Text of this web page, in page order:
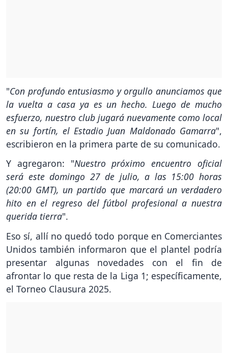
"Con profundo entusiasmo y orgullo anunciamos que
la vuelta a casa ya es un hecho. Luego de mucho
esfuerzo, nuestro club jugará nuevamente como local
en su fortín, el Estadio Juan Maldonado Gamarra",
escribieron en la primera parte de su comunicado.
Y agregaron: "Nuestro próximo encuentro oficial
será este domingo 27 de julio, a las 15:00 horas
(20:00 GMT), un partido que marcará un verdadero
hito en el regreso del fútbol profesional a nuestra
querida tierra".
Eso sí, allí no quedó todo porque en Comerciantes
Unidos también informaron que el plantel podría
presentar algunas novedades con el fin de
afrontar lo que resta de la Liga 1; específicamente,
el Torneo Clausura 2025.